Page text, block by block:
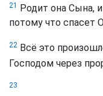
21 Родит она Сына,
потому что спасет
22 Всё это
Господом через
23